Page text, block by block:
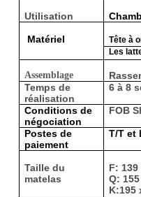
MATIÈRE
PROTECTION
DE
LA
VIE
PRIVÉE
Utilisation
Matériel
Tête à
Les
Assemblage
Temps de
réalisation
6 à 8
Conditions de
négociation
FOB
Postes de
paiement
T/T et
Taille du
matelas
F: 139
Q:
K:195